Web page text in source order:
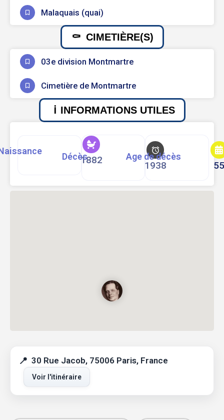
Malaquais (quai)
CIMETIÈRE(S)
03e division Montmartre
Cimetière de Montmartre
INFORMATIONS UTILES
1882
Décès
1938
Age de décès
30 Rue Jacob, 75006 Paris, France
Voir l'itinéraire